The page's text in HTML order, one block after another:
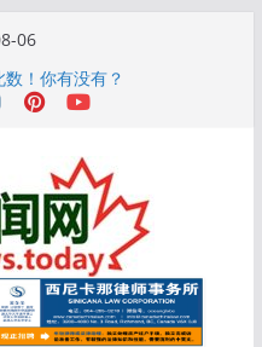
06
！你有没有？
吻! 热恋一年感情持续升温
新学年大学申请开跑7个大不